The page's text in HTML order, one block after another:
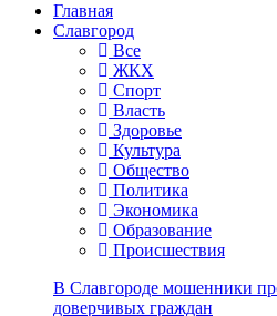
Главная
Славгород
Все
ЖКХ
Спорт
Власть
Здоровье
Культура
Общество
Политика
Экономика
Образование
Происшествия
В Славгороде мошенники
доверчивых граждан